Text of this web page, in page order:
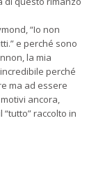
“Io non
e perché sono
la mia
perché
ma ad essere
ancora,
raccolto in